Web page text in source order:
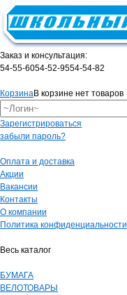
Заказ и консультация:
54-55-6054-52-9554-54-82
КорзинаВ корзине нет товаров
Зарегистрироваться
забыли пароль?
Оплата и доставка
Акции
Вакансии
Контакты
О компании
Политика конфиденциальности
Весь каталог
БУМАГА
ВЕЛОТОВАРЫ